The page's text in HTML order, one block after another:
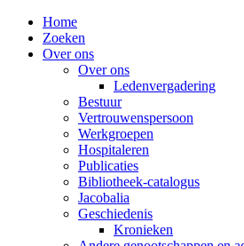
Home
Zoeken
Over ons
Over ons
Ledenvergadering
Bestuur
Vertrouwenspersoon
Werkgroepen
Hospitaleren
Publicaties
Bibliotheek-catalogus
Jacobalia
Geschiedenis
Kronieken